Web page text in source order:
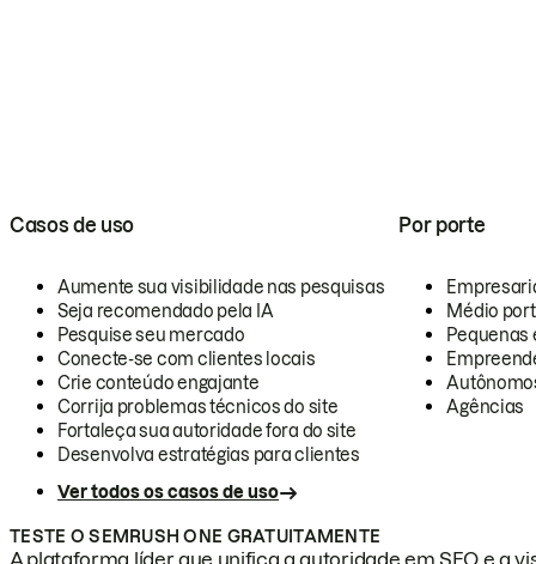
Casos de uso
Aumente sua visibilidade nas pesquisas
Seja recomendado pela IA
Pesquise seu mercado
Conecte-se com clientes locais
Crie conteúdo engajante
Corrija problemas técnicos do site
Fortaleça sua autoridade fora do site
Desenvolva estratégias para clientes
Ver todos os casos de uso
Por porte
Médio
Pequenas
Agências
TESTE O SEMRUSH ONE GRATUITAMENTE
A plataforma líder que unifica a autoridade em SEO e a